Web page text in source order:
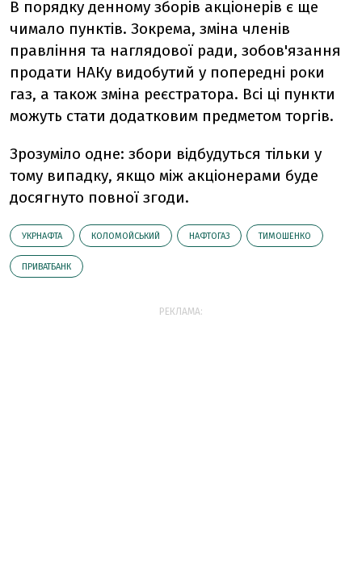
В порядку денному зборів акціонерів є ще
чимало пунктів. Зокрема, зміна членів
правління та наглядової ради, зобов'язання
продати НАКу видобутий у попередні роки
газ, а також зміна реєстратора. Всі ці пункти
можуть стати додатковим предметом торгів.
Зрозуміло одне: збори відбудуться тільки у
тому випадку, якщо між акціонерами буде
досягнуто повної згоди.
УКРНАФТА КОЛОМОЙСЬКИЙ НАФТОГАЗ ТИМОШЕНКО
ПРИВАТБАНК
РЕКЛАМА: